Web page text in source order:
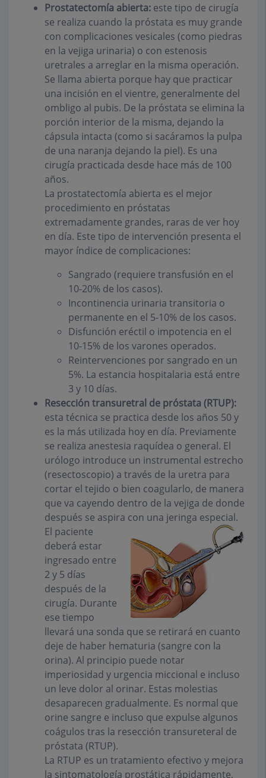
Prostatectomía abierta: este tipo de cirugía
se realiza cuando la próstata es muy grande
con complicaciones vesicales (como piedras
en la vejiga urinaria) o con estenosis
uretrales a arreglar en la misma operación.
Se llama abierta porque hay que practicar
una incisión en el vientre, generalmente del
ombligo al pubis. De la próstata se elimina la
porción interior de la misma, dejando la
cápsula intacta (como si sacáramos la pulpa
de una naranja dejando la piel). Es una
cirugía practicada desde hace más de 100
años.
La prostatectomía abierta es el mejor
procedimiento en próstatas
extremadamente grandes, raras de ver hoy
en día. Este tipo de intervención presenta el
mayor índice de complicaciones:
Sangrado (requiere transfusión en el
10-20% de los casos).
Incontinencia urinaria transitoria o
permanente en el 5-10% de los casos.
Disfunción eréctil o impotencia en el
10-15% de los varones operados.
Reintervenciones por sangrado en un
5%. La estancia hospitalaria está entre
3 y 10 días.
Resección transuretral de próstata (RTUP):
esta técnica se practica desde los años 50 y
es la más utilizada hoy en día. Previamente
se realiza anestesia raquídea o general. El
urólogo introduce un instrumental estrecho
(resectoscopio) a través de la uretra para
cortar el tejido o bien coagularlo, de manera
que va cayendo dentro de la vejiga de donde
después se aspira con una jeringa especial.
El paciente
deberá estar
ingresado entre
2 y 5 días
después de la
cirugía. Durante
ese tiempo
llevará una sonda que se retirará en cuanto
deje de haber hematuria (sangre con la
orina). Al principio puede notar
imperiosidad y urgencia miccional e incluso
un leve dolor al orinar. Estas molestias
desaparecen gradualmente. Es normal que
orine sangre e incluso que expulse algunos
coágulos tras la resección transureteral de
próstata (RTUP).
La RTUP es un tratamiento efectivo y mejora
la sintomatología prostática rápidamente,